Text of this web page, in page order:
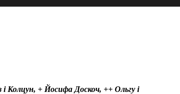
і Колцун, + Йосифа Доскоч, ++ Ольгу і